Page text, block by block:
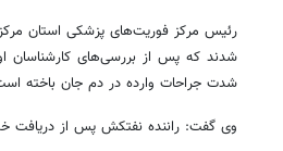
رئیس مرکز فوریت‌های پزشکی استان
شدت جراحات وارده در دم جان باخته
وی گفت: راننده نفتکش پس از دریافت